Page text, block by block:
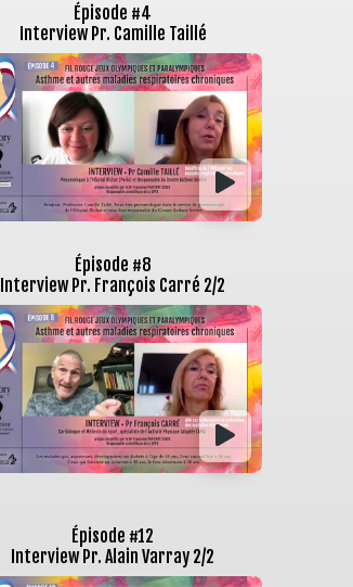
Épisode #4
Interview Pr. Camille Taillé
Épisode #8
Interview Pr. François Carré 2/2
Épisode #12
Interview Pr. Alain Varray 2/2